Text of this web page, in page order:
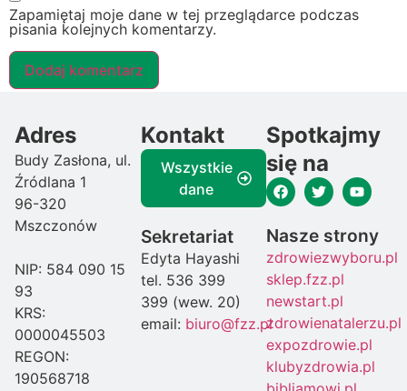
Zapamiętaj moje dane w tej przeglądarce podczas
pisania kolejnych komentarzy.
Adres
Budy Zasłona, ul.
Źródlana 1
96-320
Mszczonów
NIP: 584 090 15
93
KRS:
0000045503
REGON:
190568718
Kontakt
Wszystkie
dane
Sekretariat
Edyta Hayashi
tel. 536 399
399 (wew. 20)
email: biuro@fzz.pl
Spotkajmy
się na
Nasze strony
zdrowiezwyboru.pl
sklep.fzz.pl
newstart.pl
zdrowienatalerzu.pl
expozdrowie.pl
klubyzdrowia.pl